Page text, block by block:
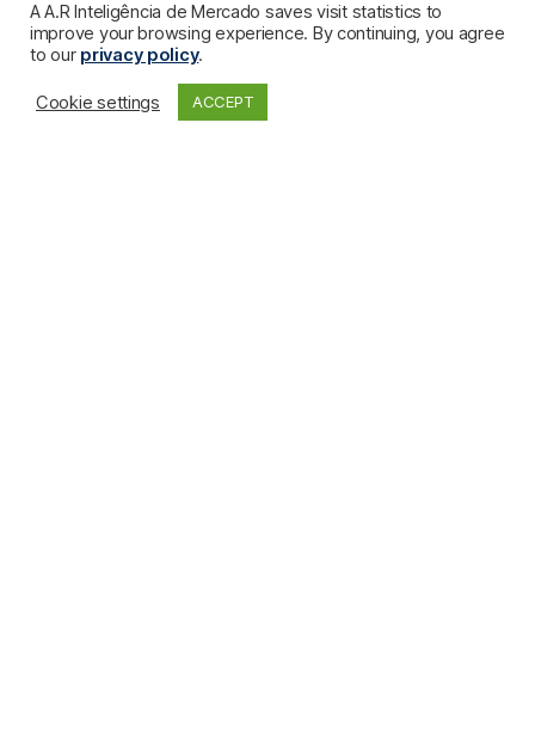
+55 (47) 99286-2820
UNIDADE OPERACIONAL – SP:
A A.R Inteligência de Mercado saves visit statistics to
improve your browsing experience. By continuing, you agree
to our privacy policy.
Cookie settings ACCEPT